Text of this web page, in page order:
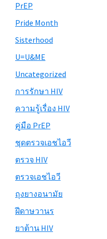
PrEP
Pride Month
Sisterhood
U=U&ME
Uncategorized
การรักษา HIV
ความรู้เรื่อง HIV
คู่มือ PrEP
ชุดตรวจเอชไอวี
ตรวจ HIV
ตรวจเอชไอวี
ถุงยางอนามัย
ฝีดาษวานร
ยาต้าน HIV